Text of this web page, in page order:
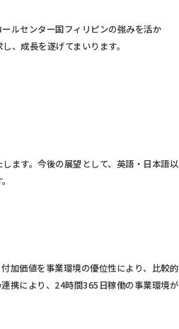
ルセンター国フィリピンの強みを活か
、成長を遂げてまいります。
ます。今後の展望として、英語・日本語以
加価値を事業環境の優位性により、比較的
携により、24時間365日稼働の事業環境が